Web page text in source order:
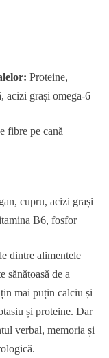
Proteine,
acizi grași omega-6
fibre pe cană
cupru, acizi grași
B6, fosfor
dintre alimentele
sănătoasă de a
mai puțin calciu și
și proteine. Dar
verbal, memoria și